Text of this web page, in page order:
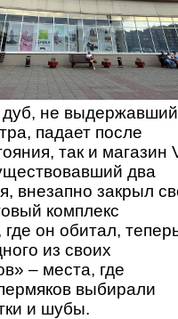
дуб, не выдержавший
падает после
так и магазин
два
внезапно закрыл
комплекс
он обитал,
из своих
– места, где
выбирали
и шубы.